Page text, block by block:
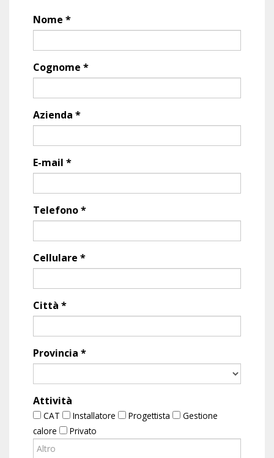
Nome *
Cognome *
Azienda *
E-mail *
Telefono *
Cellulare *
Città *
Provincia *
Attività
CAT Installatore Progettista
Gestione
calore
Privato